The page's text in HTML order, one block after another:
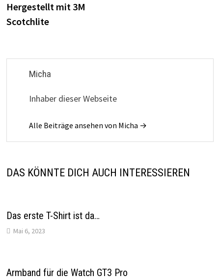
Hergestellt mit 3M
Scotchlite
Micha
Inhaber dieser Webseite
Alle Beiträge ansehen von Micha →
DAS KÖNNTE DICH AUCH INTERESSIEREN
Das erste T-Shirt ist da…
Mai 6, 2023
Armband für die Watch GT3 Pro